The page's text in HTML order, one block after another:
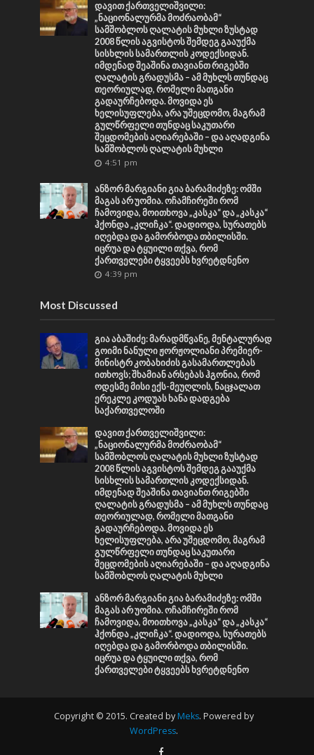
დავით ქართველიშვილი:
„ნაციონალურმა მოძრაობამ“
სამშობლოს ღალატის მუხლი ზუსტად
2008 წლის აგვისტოს შემდეგ გააუქმა
სისხლის სამართლის კოდექსიდან.
იმდენად შეაშინა თავიანთ რიგებში
ღალატის გრადუსმა – ამ მუხლს თუნდაც
თეორიულად, რომელი მათგანი
გადაურჩებოდა. მოვიდა ეს
ხელისუფლება, არა უშეცდომო, მაგრამ
გულწრფელი თუნდაც საკუთარი
შეცდომების აღიარებაში – და აღადგინა
სამშობლოს ღალატის მუხლი
4:51 pm
ანზორ მარგიანი გია ბარამიძეზე: ომში
მაგას არ უომია. ოჩამჩირეში რომ
ჩამოვიდა, მოითხოვა „კასკა“ და „კასკა“
ჰქონდა „კლიჩკა“. დადიოდა, სურათებს
იღებდა და გამორბოდა თბილისში.
იცრუა და ტყუილი თქვა, რომ
ქართველები ტყვეებს ხვრეტდნენო
4:39 pm
Most Discussed
გია აბაშიძე: მარადმწვანე, მენტალურად
გოიმი ნანული ჟორჟოლიანი პრემიერ-
მინისტრ კობახიძის გასამართლებას
ითხოვს; შხამიან არსებას ჰგონია, რომ
ოდესმე მისი ექს-მეუღლის, ნაცჯალათ
ერეკლე კოდუას ხანა დადგება
საქართველოში
დავით ქართველიშვილი:
„ნაციონალურმა მოძრაობამ“
სამშობლოს ღალატის მუხლი ზუსტად
2008 წლის აგვისტოს შემდეგ გააუქმა
სისხლის სამართლის კოდექსიდან.
იმდენად შეაშინა თავიანთ რიგებში
ღალატის გრადუსმა – ამ მუხლს თუნდაც
თეორიულად, რომელი მათგანი
გადაურჩებოდა. მოვიდა ეს
ხელისუფლება, არა უშეცდომო, მაგრამ
გულწრფელი თუნდაც საკუთარი
შეცდომების აღიარებაში – და აღადგინა
სამშობლოს ღალატის მუხლი
ანზორ მარგიანი გია ბარამიძეზე: ომში
მაგას არ უომია. ოჩამჩირეში რომ
ჩამოვიდა, მოითხოვა „კასკა“ და „კასკა“
ჰქონდა „კლიჩკა“. დადიოდა, სურათებს
იღებდა და გამორბოდა თბილისში.
იცრუა და ტყუილი თქვა, რომ
ქართველები ტყვეებს ხვრეტდნენო
Copyright © 2015. Created by Meks. Powered by
WordPress.